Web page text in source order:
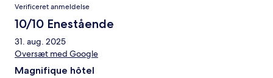
Verificeret anmeldelse
10/10 Enestående
31. aug. 2025
Oversæt med Google
Magnifique hôtel